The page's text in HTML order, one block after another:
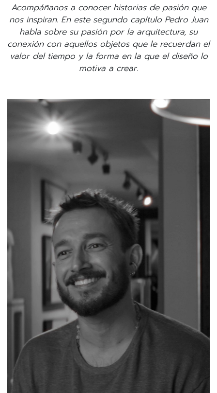
Acompáñanos a conocer historias de pasión que
nos inspiran. En este segundo capítulo Pedro Juan
habla sobre su pasión por la arquitectura, su
conexión con aquellos objetos que le recuerdan el
valor del tiempo y la forma en la que el diseño lo
motiva a crear.